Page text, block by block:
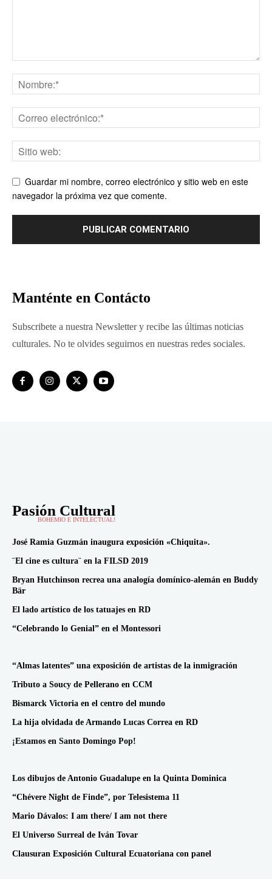
Guardar mi nombre, correo electrónico y sitio web en este
navegador la próxima vez que comente.
Manténte en Contácto
Subscribete a nuestra Newsletter y recibe las últimas noticias
culturales. No te olvides seguirnos en nuestras redes sociales.
Pasión Cultural
BOHEMIO E INTELECTUAL!
José Ramia Guzmán inaugura exposición «Chiquita».
¨El cine es cultura¨ en la FILSD 2019
Bryan Hutchinson recrea una analogía domínico-alemán en Buddy
Bär
El lado artístico de los tatuajes en RD
“Celebrando lo Genial” en el Montessori
“Almas latentes” una exposición de artistas de la inmigración
Tributo a Soucy de Pellerano en CCM
Bismarck Victoria en el centro del mundo
La hija olvidada de Armando Lucas Correa en RD
¡Estamos en Santo Domingo Pop!
Los dibujos de Antonio Guadalupe en la Quinta Dominica
“Chévere Night de Finde”, por Telesistema 11
Mario Dávalos: I am there/ I am not there
El Universo Surreal de Iván Tovar
Clausuran Exposición Cultural Ecuatoriana con panel